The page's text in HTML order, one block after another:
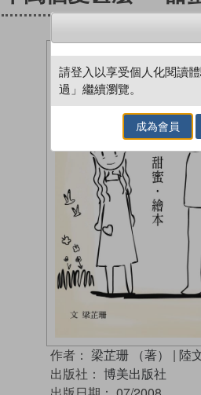
作者： 梁芷珊 （著） | 陸
出版社： 博美出版社
請登入以享受個人化閱讀
過」繼續瀏覽。
成為會員